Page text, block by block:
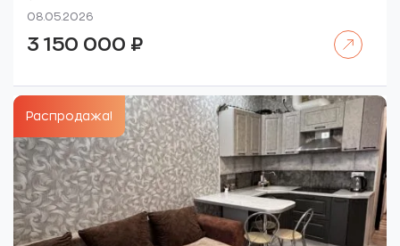
08.05.2026
3 150 000 ₽
Распродажа!